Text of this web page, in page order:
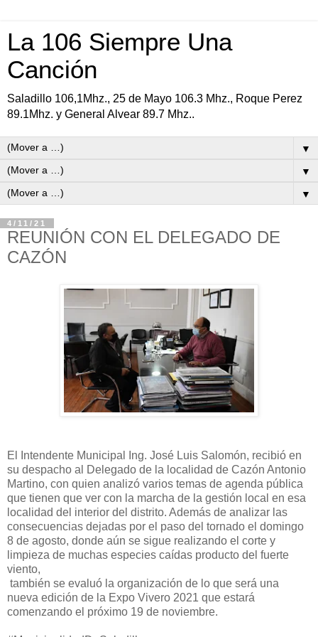
La 106 Siempre Una
Canción
Saladillo 106,1Mhz., 25 de Mayo 106.3 Mhz., Roque Perez
89.1Mhz. y General Alvear 89.7 Mhz..
▼
▼
▼
4/11/21
REUNIÓN CON EL DELEGADO DE
CAZÓN
El Intendente Municipal Ing. José Luis Salomón, recibió en
su despacho al Delegado de la localidad de Cazón Antonio
Martino, con quien analizó varios temas de agenda pública
que tienen que ver con la marcha de la gestión local en esa
localidad del interior del distrito. Además de analizar las
consecuencias dejadas por el paso del tornado el domingo
8 de agosto, donde aún se sigue realizando el corte y
limpieza de muchas especies caídas producto del fuerte
viento,
también se evaluó la organización de lo que será una
nueva edición de la Expo Vivero 2021 que estará
comenzando el próximo 19 de noviembre.